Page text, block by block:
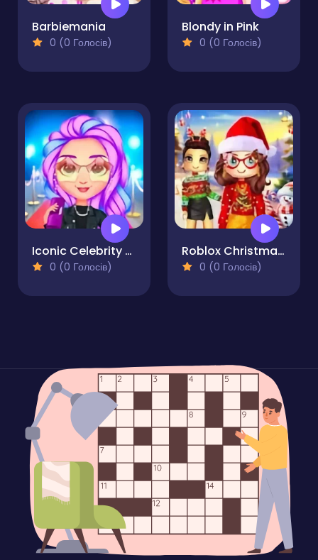
Barbiemania
0 (0 Голосів)
Blondy in Pink
0 (0 Голосів)
Iconic Celebrity Look
0 (0 Голосів)
Roblox Christmas Dressup
0 (0 Голосів)